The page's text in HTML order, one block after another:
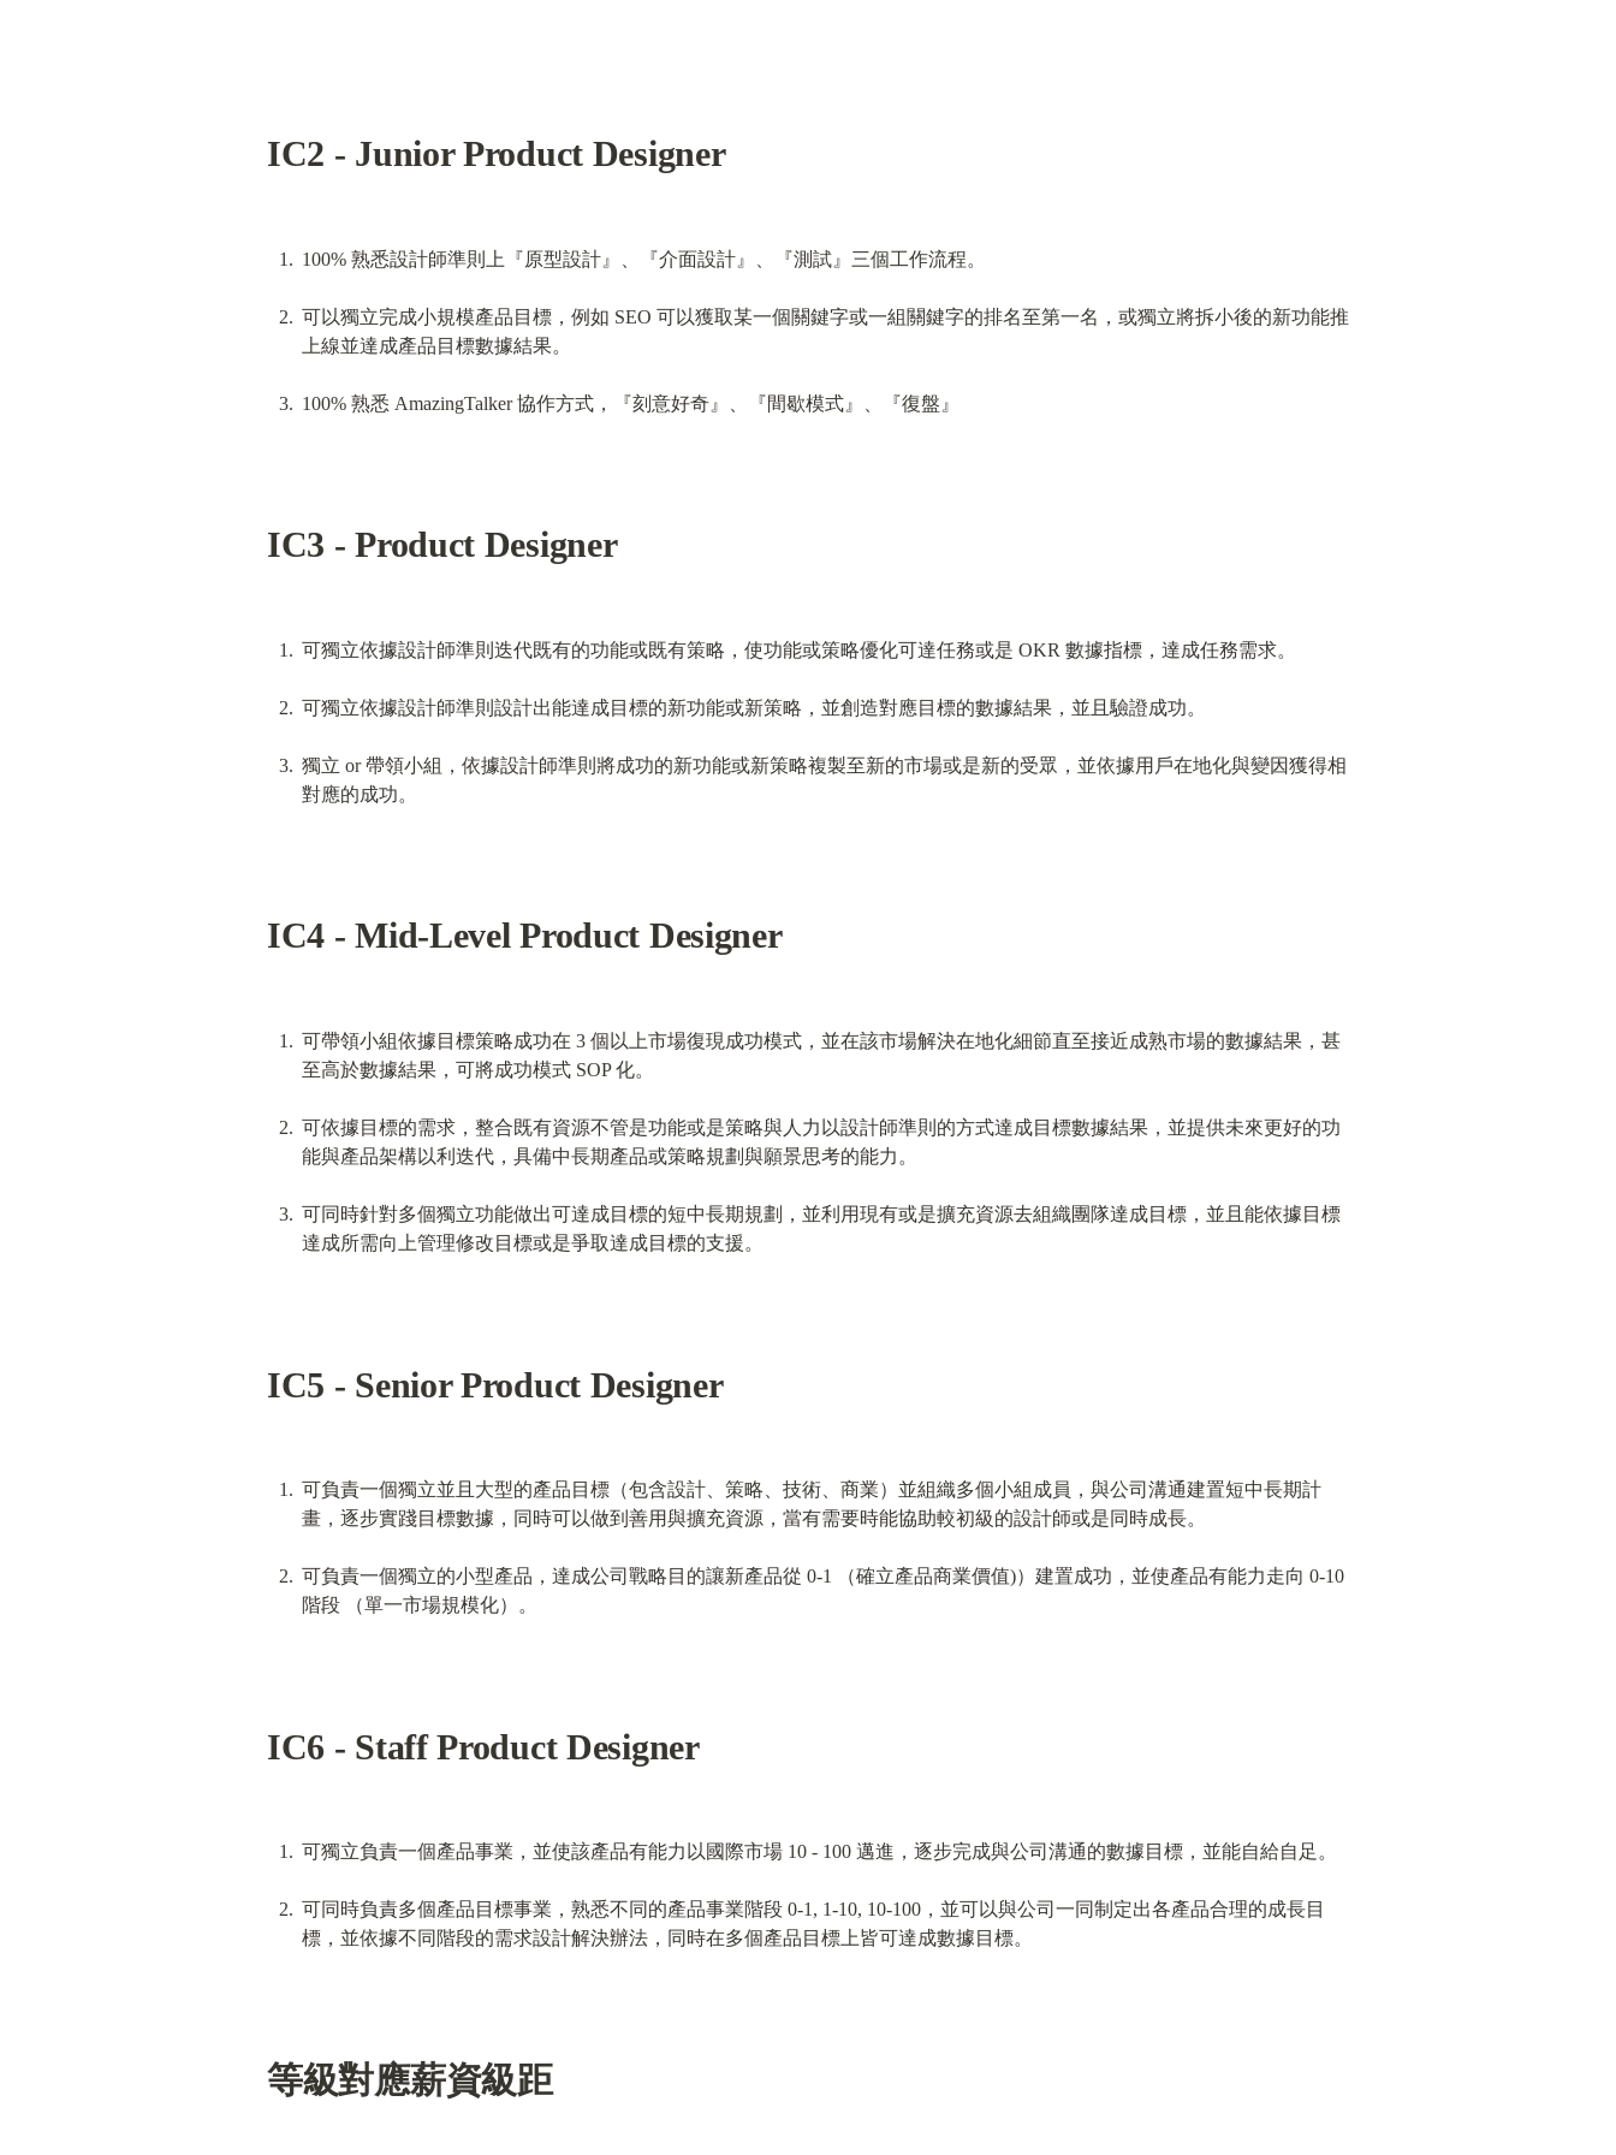
IC2 - Junior Product Designer
100% 熟悉設計師準則上『原型設計』、『介面設計』、『測試』三個工作流程。
可以獨立完成小規模產品目標，例如 SEO 可以獲取某一個關鍵字或一組關鍵字的排名至第一名，或獨立將拆小後的新功能推
上線並達成產品目標數據結果。
100% 熟悉 AmazingTalker 協作方式，『刻意好奇』、『間歇模式』、『復盤』
IC3 - Product Designer
可獨立依據設計師準則迭代既有的功能或既有策略，使功能或策略優化可達任務或是 OKR 數據指標，達成任務需求。
可獨立依據設計師準則設計出能達成目標的新功能或新策略，並創造對應目標的數據結果，並且驗證成功。
獨立 or 帶領小組，依據設計師準則將成功的新功能或新策略複製至新的市場或是新的受眾，並依據用戶在地化與變因獲得相
對應的成功。
IC4 - Mid-Level Product Designer
可帶領小組依據目標策略成功在 3 個以上市場復現成功模式，並在該市場解決在地化細節直至接近成熟市場的數據結果，甚
至高於數據結果，可將成功模式 SOP 化。
可依據目標的需求，整合既有資源不管是功能或是策略與人力以設計師準則的方式達成目標數據結果，並提供未來更好的功
能與產品架構以利迭代，具備中長期產品或策略規劃與願景思考的能力。
可同時針對多個獨立功能做出可達成目標的短中長期規劃，並利用現有或是擴充資源去組織團隊達成目標，並且能依據目標
達成所需向上管理修改目標或是爭取達成目標的支援。
IC5 - Senior Product Designer
可負責一個獨立並且大型的產品目標（包含設計、策略、技術、商業）並組織多個小組成員，與公司溝通建置短中長期計
畫，逐步實踐目標數據，同時可以做到善用與擴充資源，當有需要時能協助較初級的設計師或是同時成長。
可負責一個獨立的小型產品，達成公司戰略目的讓新產品從 0-1 （確立產品商業價值)）建置成功，並使產品有能力走向 0-10
階段 （單一市場規模化）。
IC6 - Staff Product Designer
可獨立負責一個產品事業，並使該產品有能力以國際市場 10 - 100 邁進，逐步完成與公司溝通的數據目標，並能自給自足。
可同時負責多個產品目標事業，熟悉不同的產品事業階段 0-1, 1-10, 10-100，並可以與公司一同制定出各產品合理的成長目
標，並依據不同階段的需求設計解決辦法，同時在多個產品目標上皆可達成數據目標。
等級對應薪資級距